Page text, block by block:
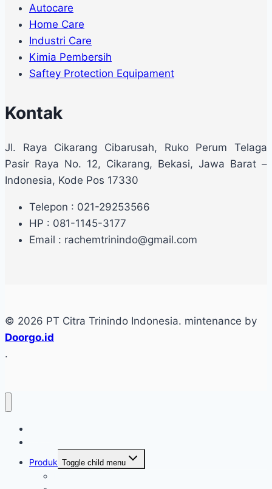
Autocare
Home Care
Industri Care
Kimia Pembersih
Saftey Protection Equipament
Kontak
Jl. Raya Cikarang Cibarusah, Ruko Perum Telaga
Pasir Raya No. 12, Cikarang, Bekasi, Jawa Barat –
Indonesia, Kode Pos 17330
Telepon : 021-29253566
HP : 081-1145-3177
Email : rachemtrinindo@gmail.com
© 2026 PT Citra Trinindo Indonesia. mintenance by
Doorgo.id
.
Produk Toggle child menu